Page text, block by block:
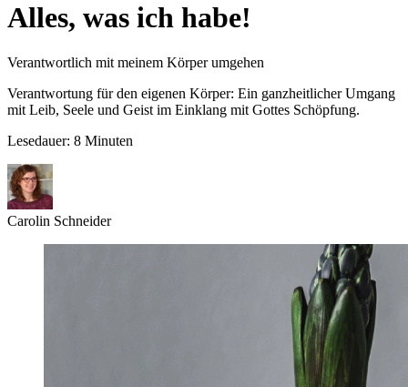
Alles, was ich habe!
Verantwortlich mit meinem Körper umgehen
Verantwortung für den eigenen Körper: Ein ganzheitlicher Umgang
mit Leib, Seele und Geist im Einklang mit Gottes Schöpfung.
Lesedauer: 8 Minuten
Carolin Schneider